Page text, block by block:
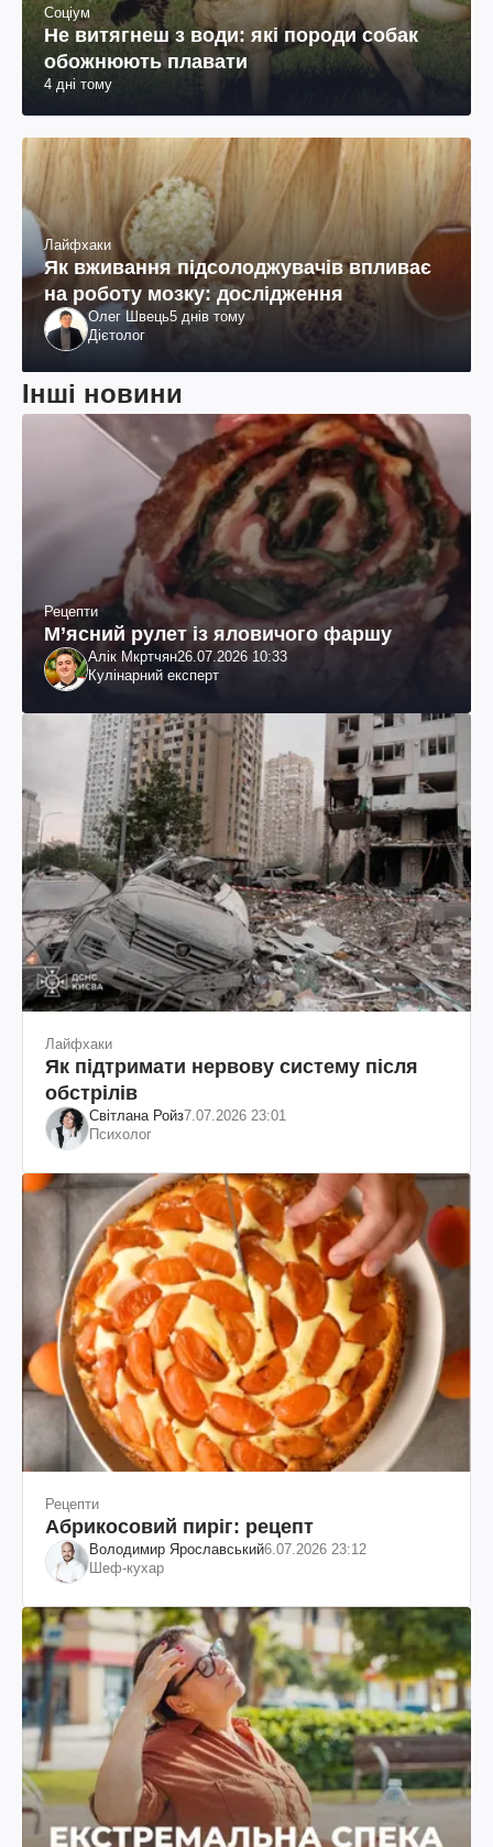
Соціум
Не витягнеш з води: які породи собак
обожнюють плавати
4 дні тому
Лайфхаки
Як вживання підсолоджувачів впливає
на роботу мозку: дослідження
Олег Швець5 днів тому
Дієтолог
Інші новини
Рецепти
М’ясний рулет із яловичого фаршу
Алік Мкртчян26.07.2026 10:33
Кулінарний експерт
Лайфхаки
Як підтримати нервову систему після
обстрілів
Світлана Ройз7.07.2026 23:01
Психолог
Рецепти
Абрикосовий пиріг: рецепт
Володимир Ярославський6.07.2026 23:12
Шеф-кухар